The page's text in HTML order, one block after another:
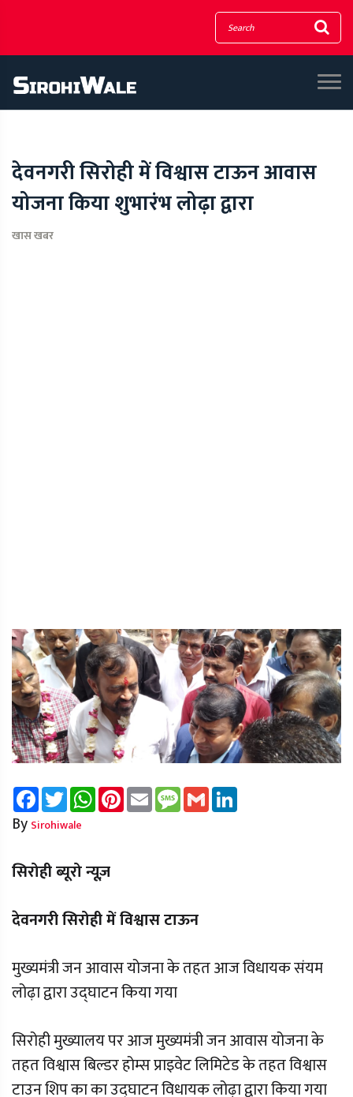
देवनगरी सिरोही में विश्वास टाऊन आवास
योजना किया शुभारंभ लोढ़ा द्वारा
खास खबर
FacebookTwitterWhatsAppPinterest
Email Message
Gmail
By Sirohiwale
सिरोही ब्यूरो न्यूज़
देवनगरी सिरोही में विश्वास टाऊन
मुख्यमंत्री जन आवास योजना के तहत आज विधायक संयम
लोढ़ा द्वारा उद्घाटन किया गया
सिरोही मुख्यालय पर आज मुख्यमंत्री जन आवास योजना के
तहत विश्वास बिल्डर होम्स प्राइवेट लिमिटेड के तहत विश्वास
टाउन शिप का का उद्घाटन विधायक लोढ़ा द्वारा किया गया